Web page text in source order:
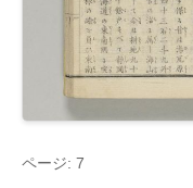
ページ: 7